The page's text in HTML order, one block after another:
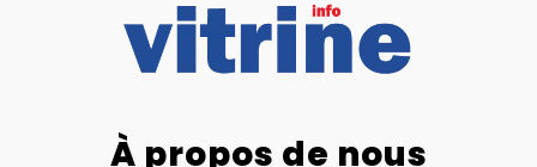
À propos de nous